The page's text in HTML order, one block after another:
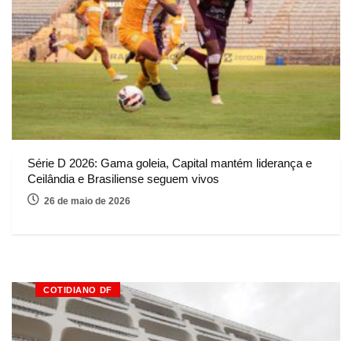
Série D 2026: Gama goleia, Capital mantém liderança e
Ceilândia e Brasiliense seguem vivos
26 de maio de 2026
COTIDIANO DF